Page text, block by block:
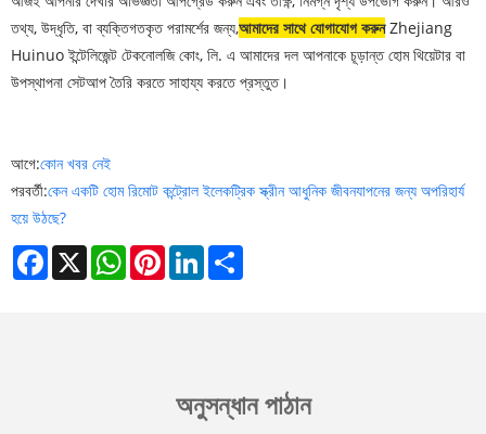
তথ্য, উদ্ধৃতি, বা ব্যক্তিগতকৃত পরামর্শের জন্য,আমাদের সাথে যোগাযোগ করুন Zhejiang
Huinuo ইন্টেলিজেন্ট টেকনোলজি কোং, লি. এ আমাদের দল আপনাকে চূড়ান্ত হোম থিয়েটার বা
উপস্থাপনা সেটআপ তৈরি করতে সাহায্য করতে প্রস্তুত।
আগে:কোন খবর নেই
পরবর্তী:কেন একটি হোম রিমোট কন্ট্রোল ইলেকট্রিক স্ক্রীন আধুনিক জীবনযাপনের জন্য অপরিহার্য
হয়ে উঠছে?
Facebook
X WhatsAppPinterestLinkedIn
অনুসন্ধান পাঠান